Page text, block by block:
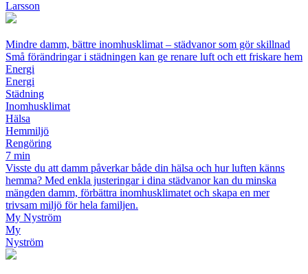
Larsson
Mindre damm, bättre inomhusklimat – städvanor som gör skillnad
Små förändringar i städningen kan ge renare luft och ett friskare hem
Energi
Energi
Städning
Inomhusklimat
Hälsa
Hemmiljö
Rengöring
7 min
Visste du att damm påverkar både din hälsa och hur luften känns
hemma? Med enkla justeringar i dina städvanor kan du minska
mängden damm, förbättra inomhusklimatet och skapa en mer
trivsam miljö för hela familjen.
My Nyström
My
Nyström